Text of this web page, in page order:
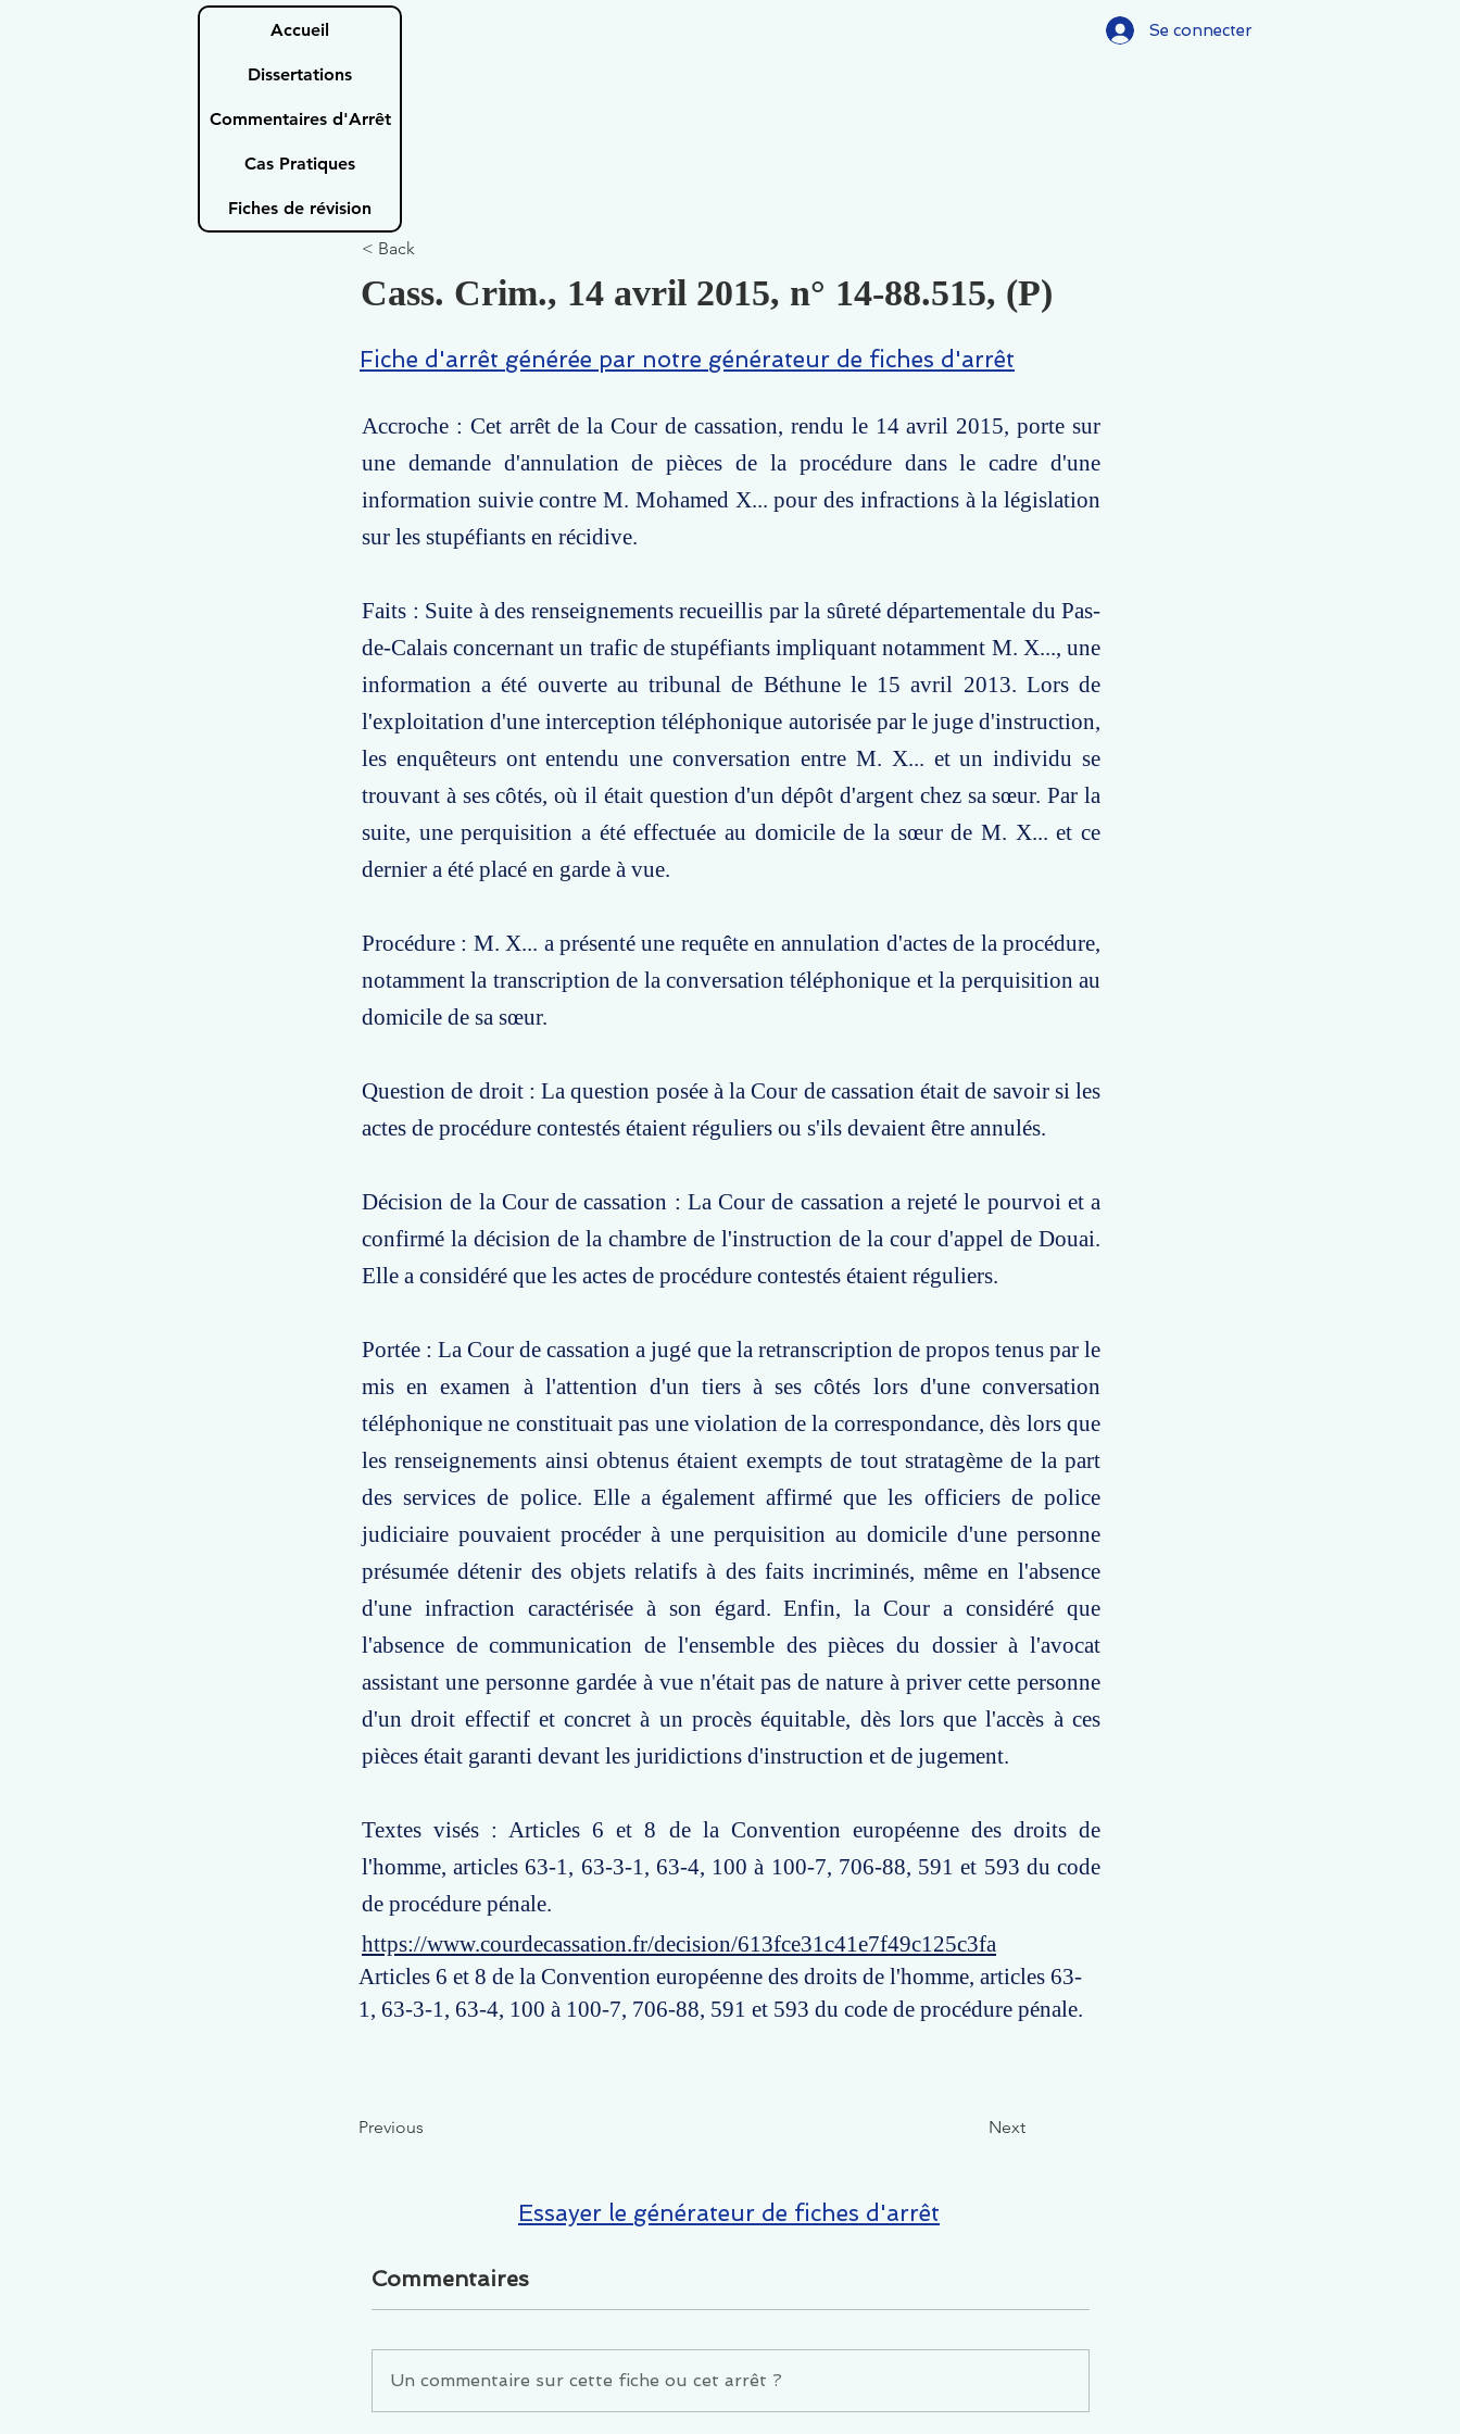
Accueil
Dissertations
Commentaires d'Arrêt
Cas Pratiques
Fiches de révision
Se connecter
< Back
Cass. Crim., 14 avril 2015, n° 14-88.515, (P)
Fiche d'arrêt générée par notre générateur de fiches d'arrêt
Accroche : Cet arrêt de la Cour de cassation, rendu le 14 avril 2015, porte sur
une demande d'annulation de pièces de la procédure dans le cadre d'une
information suivie contre M. Mohamed X... pour des infractions à la législation
sur les stupéfiants en récidive.
Faits : Suite à des renseignements recueillis par la sûreté départementale du Pas-
de-Calais concernant un trafic de stupéfiants impliquant notamment M. X..., une
information a été ouverte au tribunal de Béthune le 15 avril 2013. Lors de
l'exploitation d'une interception téléphonique autorisée par le juge d'instruction,
les enquêteurs ont entendu une conversation entre M. X... et un individu se
trouvant à ses côtés, où il était question d'un dépôt d'argent chez sa sœur. Par la
suite, une perquisition a été effectuée au domicile de la sœur de M. X... et ce
dernier a été placé en garde à vue.
Procédure : M. X... a présenté une requête en annulation d'actes de la procédure,
notamment la transcription de la conversation téléphonique et la perquisition au
domicile de sa sœur.
Question de droit : La question posée à la Cour de cassation était de savoir si les
actes de procédure contestés étaient réguliers ou s'ils devaient être annulés.
Décision de la Cour de cassation : La Cour de cassation a rejeté le pourvoi et a
confirmé la décision de la chambre de l'instruction de la cour d'appel de Douai.
Elle a considéré que les actes de procédure contestés étaient réguliers.
Portée : La Cour de cassation a jugé que la retranscription de propos tenus par le
mis en examen à l'attention d'un tiers à ses côtés lors d'une conversation
téléphonique ne constituait pas une violation de la correspondance, dès lors que
les renseignements ainsi obtenus étaient exempts de tout stratagème de la part
des services de police. Elle a également affirmé que les officiers de police
judiciaire pouvaient procéder à une perquisition au domicile d'une personne
présumée détenir des objets relatifs à des faits incriminés, même en l'absence
d'une infraction caractérisée à son égard. Enfin, la Cour a considéré que
l'absence de communication de l'ensemble des pièces du dossier à l'avocat
assistant une personne gardée à vue n'était pas de nature à priver cette personne
d'un droit effectif et concret à un procès équitable, dès lors que l'accès à ces
pièces était garanti devant les juridictions d'instruction et de jugement.
Textes visés : Articles 6 et 8 de la Convention européenne des droits de
l'homme, articles 63-1, 63-3-1, 63-4, 100 à 100-7, 706-88, 591 et 593 du code
de procédure pénale.
https://www.courdecassation.fr/decision/613fce31c41e7f49c125c3fa
Articles 6 et 8 de la Convention européenne des droits de l'homme, articles 63-
1, 63-3-1, 63-4, 100 à 100-7, 706-88, 591 et 593 du code de procédure pénale.
Previous Next
Essayer le générateur de fiches d'arrêt
Commentaires
Un commentaire sur cette fiche ou cet arrêt ?